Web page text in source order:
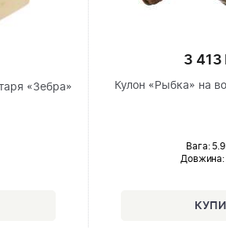
«Зебра»
3 413
Кулон «Рыбка» на
Вага:
Довжина: